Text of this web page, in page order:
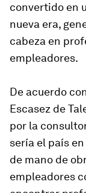
convertido en
nueva era,
cabeza en
empleadores.
De acuerdo
Escasez de
por la
sería el país
de mano de
empleadores